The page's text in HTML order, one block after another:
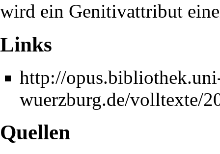
wird ein Genitivattribut
Links
http://
wuerzburg.de/volltexte/
Quellen